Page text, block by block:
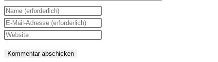
Gib
deinen
Namen
Benutzernamen
Gib
deine
Mail-
Gib
Website-